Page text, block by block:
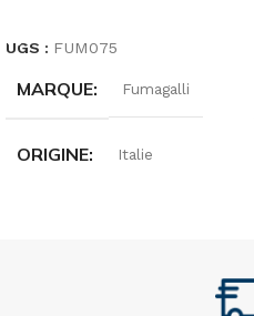
UGS : FUM075
MARQUE Fumagalli
ORIGINE Italie